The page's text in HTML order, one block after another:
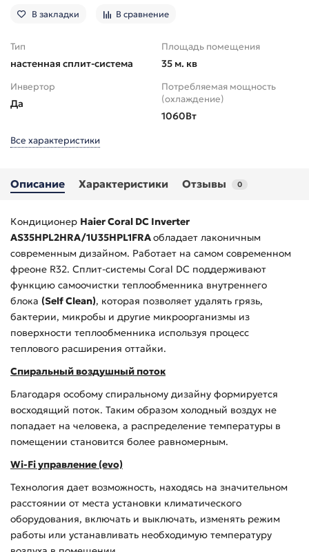
В закладки В сравнение
Тип
настенная сплит-система
Площадь помещения
35 м. кв
Инвертор
Да
Потребляемая мощность
(охлаждение)
1060Вт
Все характеристики
Описание Характеристики Отзывы 0
Кондиционер Haier Coral DC Inverter
AS35HPL2HRA/1U35HPL1FRAобладает лаконичным
современным дизайном. Работает на самом современном
фреоне R32. Сплит-системы Coral DC поддерживают
функцию самоочистки теплообменника внутреннего
блока (Self Clean), которая позволяет удалять грязь,
бактерии, микробы и другие микроорганизмы из
поверхности теплообменника используя процесс
теплового расширения оттайки.
Спиральный воздушный поток
Благодаря особому спиральному дизайну формируется
восходящий поток. Таким образом холодный воздух не
попадает на человека, а распределение температуры в
помещении становится более равномерным.
Wi-Fi управление (evo)
Технология дает возможность, находясь на значительном
расстоянии от места установки климатического
оборудования, включать и выключать, изменять режим
работы или устанавливать необходимую температуру